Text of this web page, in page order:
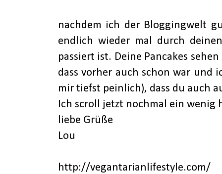
nachdem ich der Bloggingwelt
endlich wieder mal durch
passiert ist. Deine Pancakes
dass vorher auch schon war und
mir tiefst peinlich), dass du auch
Ich scroll jetzt nochmal ein wenig
liebe Grüße
Lou
http://vegantarianlifestyle.com/